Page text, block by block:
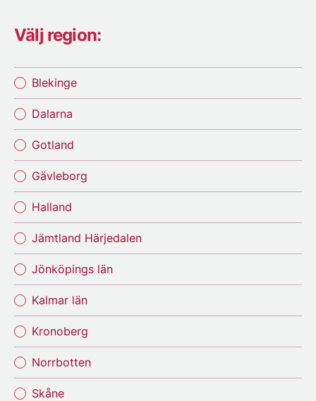
Välj region:
Blekinge
Dalarna
Gotland
Gävleborg
Halland
Jämtland Härjedalen
Jönköpings län
Kalmar län
Kronoberg
Norrbotten
Skåne